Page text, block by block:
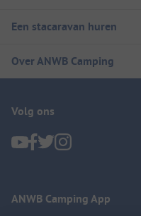
Een stacaravan huren
Over ANWB Camping
Volg ons
ANWB Camping App